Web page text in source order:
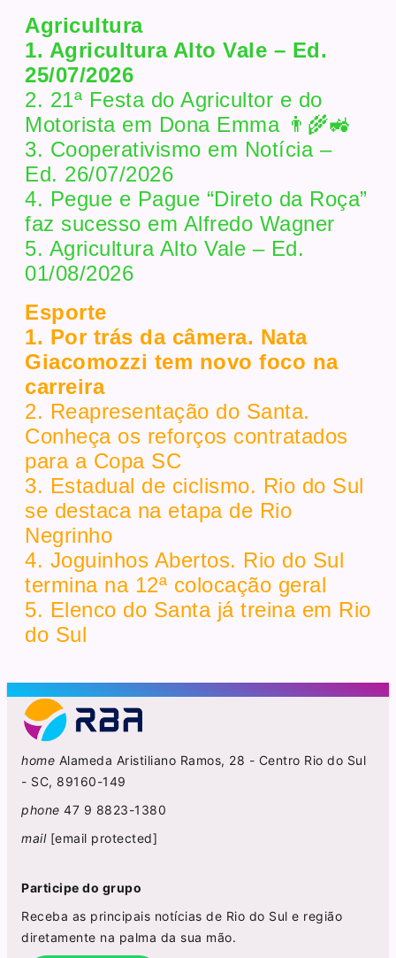
Agricultura
1. Agricultura Alto Vale – Ed.
25/07/2026
2. 21ª Festa do Agricultor e do
Motorista em Dona Emma 👨‍🌾🚜
3. Cooperativismo em Notícia –
Ed. 26/07/2026
4. Pegue e Pague “Direto da Roça”
faz sucesso em Alfredo Wagner
5. Agricultura Alto Vale – Ed.
01/08/2026
Esporte
1. Por trás da câmera. Nata
Giacomozzi tem novo foco na
carreira
2. Reapresentação do Santa.
Conheça os reforços contratados
para a Copa SC
3. Estadual de ciclismo. Rio do Sul
se destaca na etapa de Rio
Negrinho
4. Joguinhos Abertos. Rio do Sul
termina na 12ª colocação geral
5. Elenco do Santa já treina em Rio
do Sul
home Alameda Aristiliano Ramos, 28 - Centro Rio do Sul
- SC, 89160-149
phone 47 9 8823-1380
mail [email protected]
Participe do grupo
Receba as principais notícias de Rio do Sul e região
diretamente na palma da sua mão.